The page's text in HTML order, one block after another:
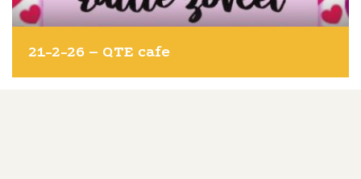
21-2-26 – QTE cafe